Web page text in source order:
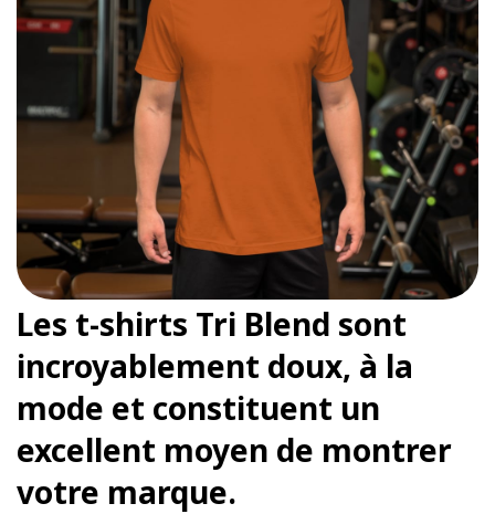
Les t-shirts Tri Blend sont
incroyablement doux, à la
mode et constituent un
excellent moyen de montrer
votre marque.